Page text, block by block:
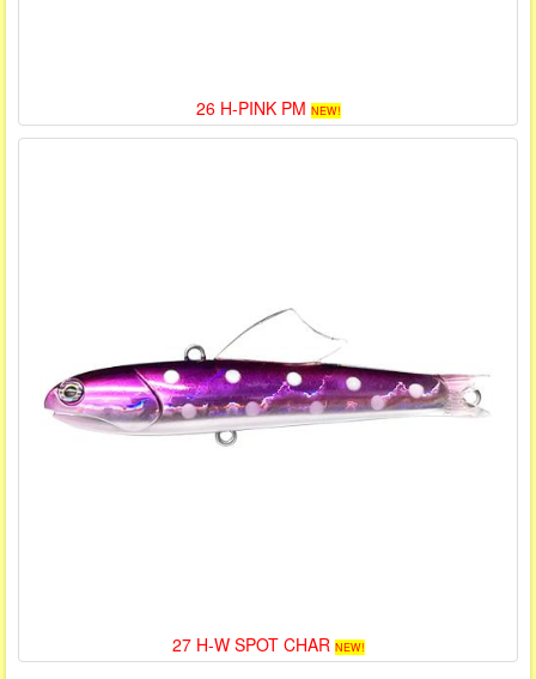
26 H-PINK PM NEW!
27 H-W SPOT CHAR NEW!